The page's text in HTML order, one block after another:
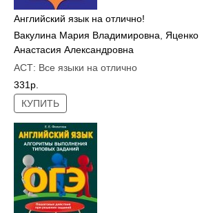
Английский язык на отлично!
Вакулина Мария Владимировна
Яценко
Анастасия Александровна
АСТ: Все языки на отлично
331р.
КУПИТЬ